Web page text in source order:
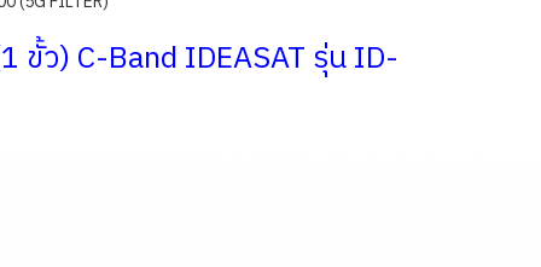
ว) C-Band IDEASAT รุ่น ID-